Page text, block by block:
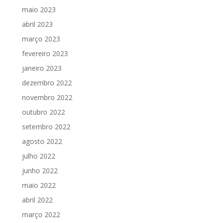
maio 2023
abril 2023
março 2023
fevereiro 2023
janeiro 2023
dezembro 2022
novembro 2022
outubro 2022
setembro 2022
agosto 2022
julho 2022
junho 2022
maio 2022
abril 2022
março 2022